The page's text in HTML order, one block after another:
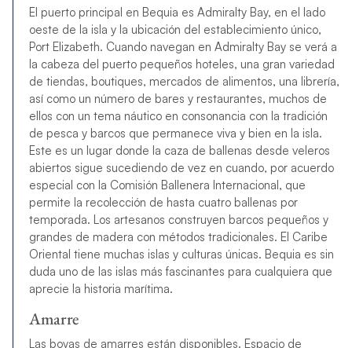
El puerto principal en Bequia es Admiralty Bay, en el lado
oeste de la isla y la ubicación del establecimiento único,
Port Elizabeth. Cuando navegan en Admiralty Bay se verá a
la cabeza del puerto pequeños hoteles, una gran variedad
de tiendas, boutiques, mercados de alimentos, una librería,
así como un número de bares y restaurantes, muchos de
ellos con un tema náutico en consonancia con la tradición
de pesca y barcos que permanece viva y bien en la isla.
Este es un lugar donde la caza de ballenas desde veleros
abiertos sigue sucediendo de vez en cuando, por acuerdo
especial con la Comisión Ballenera Internacional, que
permite la recolección de hasta cuatro ballenas por
temporada. Los artesanos construyen barcos pequeños y
grandes de madera con métodos tradicionales. El Caribe
Oriental tiene muchas islas y culturas únicas. Bequia es sin
duda uno de las islas más fascinantes para cualquiera que
aprecie la historia marítima.
Amarre
Las boyas de amarres están disponibles. Espacio de